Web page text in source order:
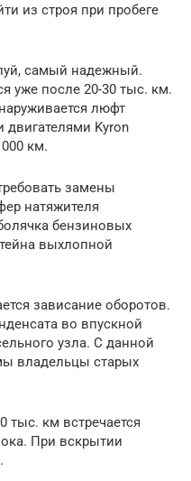
из строя при пробеге
самый надежный.
уже после 20-30 тыс. км.
люфт
Kyron
км.
замены
натяжителя
бензиновых
выхлопной
зависание оборотов.
во впускной
узла. С данной
владельцы старых
тыс. км встречается
При вскрытии